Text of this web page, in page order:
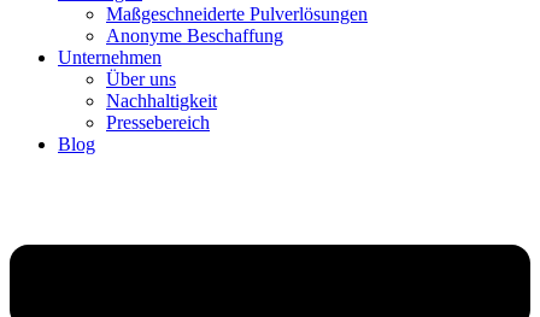
Maßgeschneiderte Pulverlösungen
Anonyme Beschaffung
Unternehmen
Über uns
Nachhaltigkeit
Pressebereich
Blog